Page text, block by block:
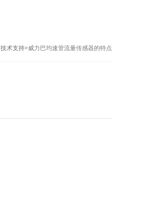
技术支持>威力巴均速管流量传感器的特点